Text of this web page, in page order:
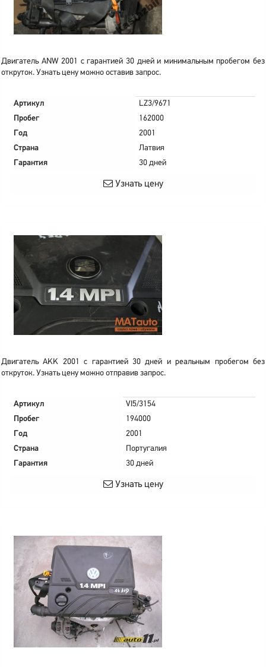
Двигатель ANW 2001 с гарантией 30 дней и минимальным пробегом без
откруток. Узнать цену можно оставив запрос.
Артикул
LZ3/9671
Пробег
162000
Год
2001
Страна
Латвия
Гарантия
30 дней
Узнать цену
Двигатель AKK 2001 с гарантией 30 дней и реальным пробегом без
откруток. Узнать цену можно отправив запрос.
Артикул
VI5/3154
Пробег
194000
Год
2001
Страна
Португалия
Гарантия
30 дней
Узнать цену